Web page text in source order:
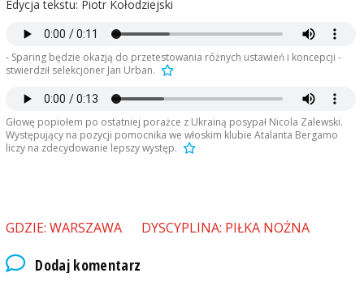
Edycja tekstu: Piotr Kołodziejski
- Sparing będzie okazją do przetestowania różnych ustawień i koncepcji -
stwierdził selekcjoner Jan Urban.
Głowę popiołem po ostatniej porażce z Ukrainą posypał Nicola Zalewski.
Występujący na pozycji pomocnika we włoskim klubie Atalanta Bergamo
liczy na zdecydowanie lepszy występ.
GDZIE: WARSZAWA DYSCYPLINA: PIŁKA NOŻNA
Dodaj komentarz